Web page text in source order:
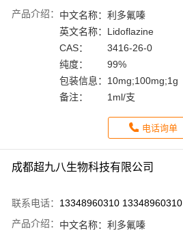
产品介绍： 中文名称： 利多氟嗪
英文名称： Lidoflazine
CAS：
3416-26-0
纯度：
99%
包装信息： 10mg;100mg;1g
备注：
1ml/支
电话询单
成都超九八生物科技有限公司
联系电话： 13348960310 13348960310
产品介绍： 中文名称： 利多氟嗪